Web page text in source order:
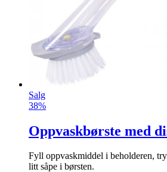
Salg
38%
Oppvaskbørste med
Fyll oppvaskmiddel i beholderen,
litt såpe i børsten.